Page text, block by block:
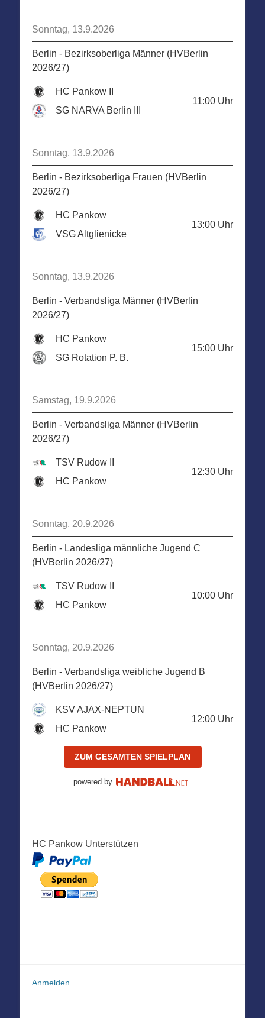
Sonntag, 13.9.2026
Berlin - Bezirksoberliga Männer (HVBerlin
2026/27)
HC Pankow II
SG NARVA Berlin III
11:00 Uhr
Sonntag, 13.9.2026
Berlin - Bezirksoberliga Frauen (HVBerlin
2026/27)
HC Pankow
VSG Altglienicke
13:00 Uhr
Sonntag, 13.9.2026
Berlin - Verbandsliga Männer (HVBerlin
2026/27)
HC Pankow
SG Rotation P. B.
15:00 Uhr
Samstag, 19.9.2026
Berlin - Verbandsliga Männer (HVBerlin
2026/27)
TSV Rudow II
HC Pankow
12:30 Uhr
Sonntag, 20.9.2026
Berlin - Landesliga männliche Jugend C
(HVBerlin 2026/27)
TSV Rudow II
HC Pankow
10:00 Uhr
Sonntag, 20.9.2026
Berlin - Verbandsliga weibliche Jugend B
(HVBerlin 2026/27)
KSV AJAX-NEPTUN
HC Pankow
12:00 Uhr
ZUM GESAMTEN SPIELPLAN
powered by
HC Pankow Unterstützen
Anmelden